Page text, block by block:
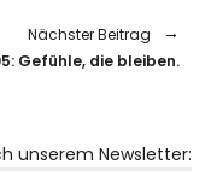
Nächster Beitrag
Gefühle, die bleiben.
unserem Newsletter: